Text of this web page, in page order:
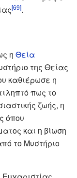
[69].
η Θεία
της Θείας
καθιέρωσε η
πως το
ζωής, η
όπου
και η βίωση
το Μυστήριο